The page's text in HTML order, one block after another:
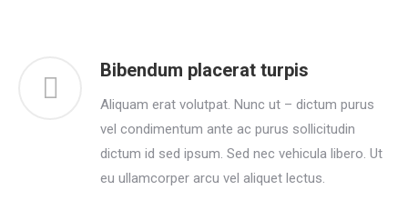
Bibendum placerat turpis
Aliquam erat volutpat. Nunc ut – dictum purus
vel condimentum ante ac purus sollicitudin
dictum id sed ipsum. Sed nec vehicula libero. Ut
eu ullamcorper arcu vel aliquet lectus.